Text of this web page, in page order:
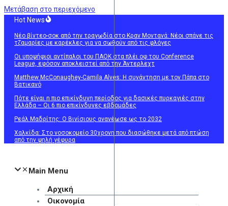
Μετάβαση στο περιεχόμενο
Hot News
Νέο βίντεο-σοκ από την τραγωδία στο Κραν Μοντανά: Νέοι σπάνε τις
τζαμαρίες με καρέκλες για να σωθούν από τις φλόγες
Οι υποψήφιοι αντίπαλοι του ΠΑΟΚ στα πλέι οφ του Conference
League, εφόσον αποκλειστεί από την Άντερλεχτ
Matthew McConaughey-Camila Alves: Η συνάντηση με τον Πάπα στο
Βατικανό
Πότε είναι η πιο επικίνδυνη περίοδος για δασικές πυρκαγιές στην
Ελλάδα – Οι 6 πιο επικίνδυνες εβδομάδες
Ρεάλ Μαδρίτης: Ο Βινίσιους ανανέωσε ως το 2032
Χαλκίδα: Στο νοσοκομείο 30χρονη που διασώθηκε μετά από πτώση
από την ψηλή γέφυρα
Main Menu
Αρχική
Οικονομία